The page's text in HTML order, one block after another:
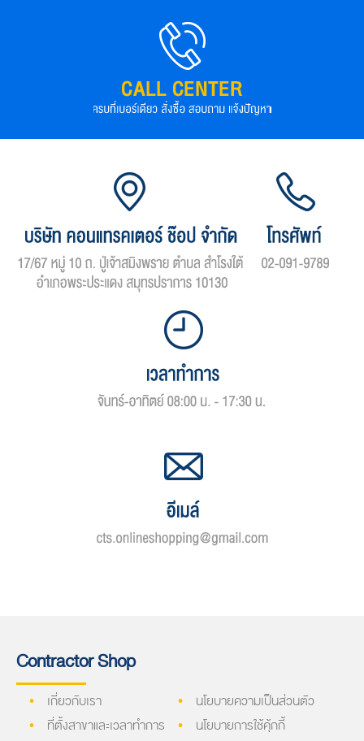
Contractor Shop
เกี่ยวกับเรา
ที่ตั้งสาขาและเวลาทำการ
นโยบายความเป็นส่วนตัว
นโยบายการใช้คุ้กกี้